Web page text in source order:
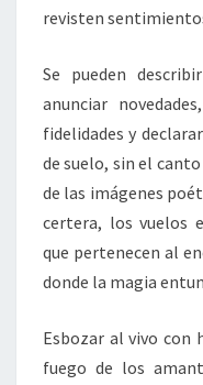
revisten
Se pueden
anunciar
fidelidades y
de suelo, sin el
de las imágenes
certera, los vuelos
que pertenecen al
donde la magia
Esbozar al vivo con
fuego de los